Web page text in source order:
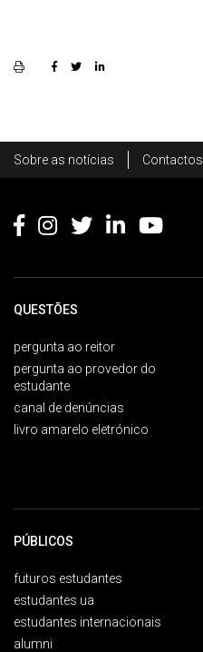
Footer
Sobre as notícias Contactos
QUESTÕES
pergunta ao reitor
pergunta ao provedor do
estudante
canal de denúncias
livro amarelo eletrónico
PÚBLICOS
futuros estudantes
estudantes ua
estudantes internacionais
alumni